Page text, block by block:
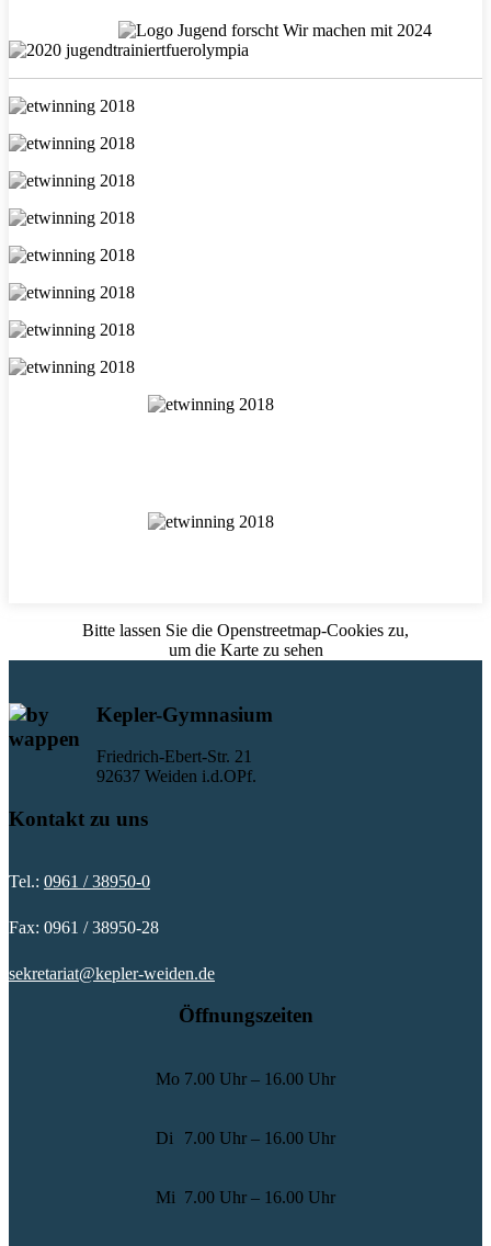
Bitte lassen Sie die Openstreetmap-Cookies zu,
um die Karte zu sehen
Kepler-Gymnasium
Friedrich-Ebert-Str. 21
92637 Weiden i.d.OPf.
Kontakt zu uns
Tel.: 0961 / 38950-0
Fax: 0961 / 38950-28
sekretariat@kepler-weiden.de
Öffnungszeiten
Mo 7.00 Uhr – 16.00 Uhr
Di 7.00 Uhr – 16.00 Uhr
Mi 7.00 Uhr – 16.00 Uhr